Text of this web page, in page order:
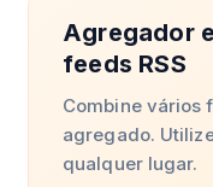
Agregador
feeds RSS
Combine vários
agregado.
qualquer lugar.